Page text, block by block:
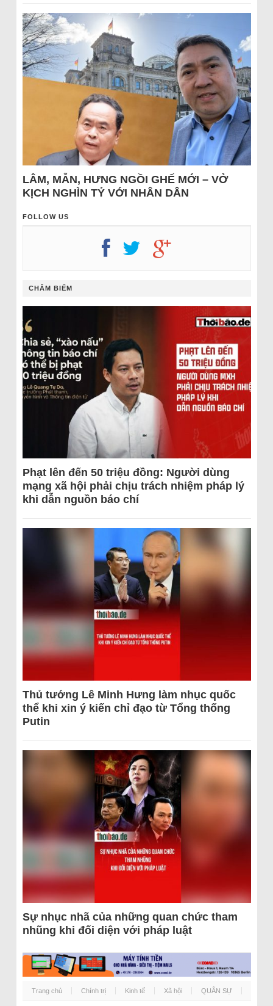
LÂM, MẪN, HƯNG NGỒI GHẾ MỚI – VỞ
KỊCH NGHÌN TỶ VỚI NHÂN DÂN
FOLLOW US
CHÂM BIẾM
Phạt lên đến 50 triệu đồng: Người dùng
mạng xã hội phải chịu trách nhiệm pháp lý
khi dẫn nguồn báo chí
Thủ tướng Lê Minh Hưng làm nhục quốc
thể khi xin ý kiến chỉ đạo từ Tổng thống
Putin
Sự nhục nhã của những quan chức tham
nhũng khi đối diện với pháp luật
Trang chủ Chính trị Kinh tế Xã hội QUÂN SỰ